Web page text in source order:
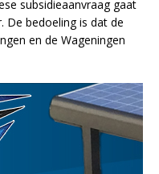
subsidieaanvraag gaat
bedoeling is dat de
en de Wageningen